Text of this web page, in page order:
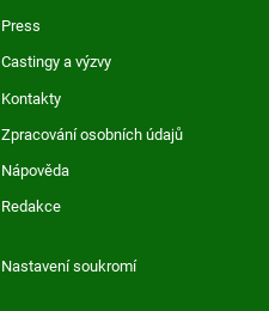
Press
Castingy a výzvy
Kontakty
Zpracování osobních údajů
Nápověda
Redakce
Nastavení soukromí